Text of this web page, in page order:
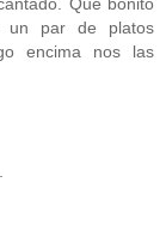
Qué bonito
un par de platos
encima nos las